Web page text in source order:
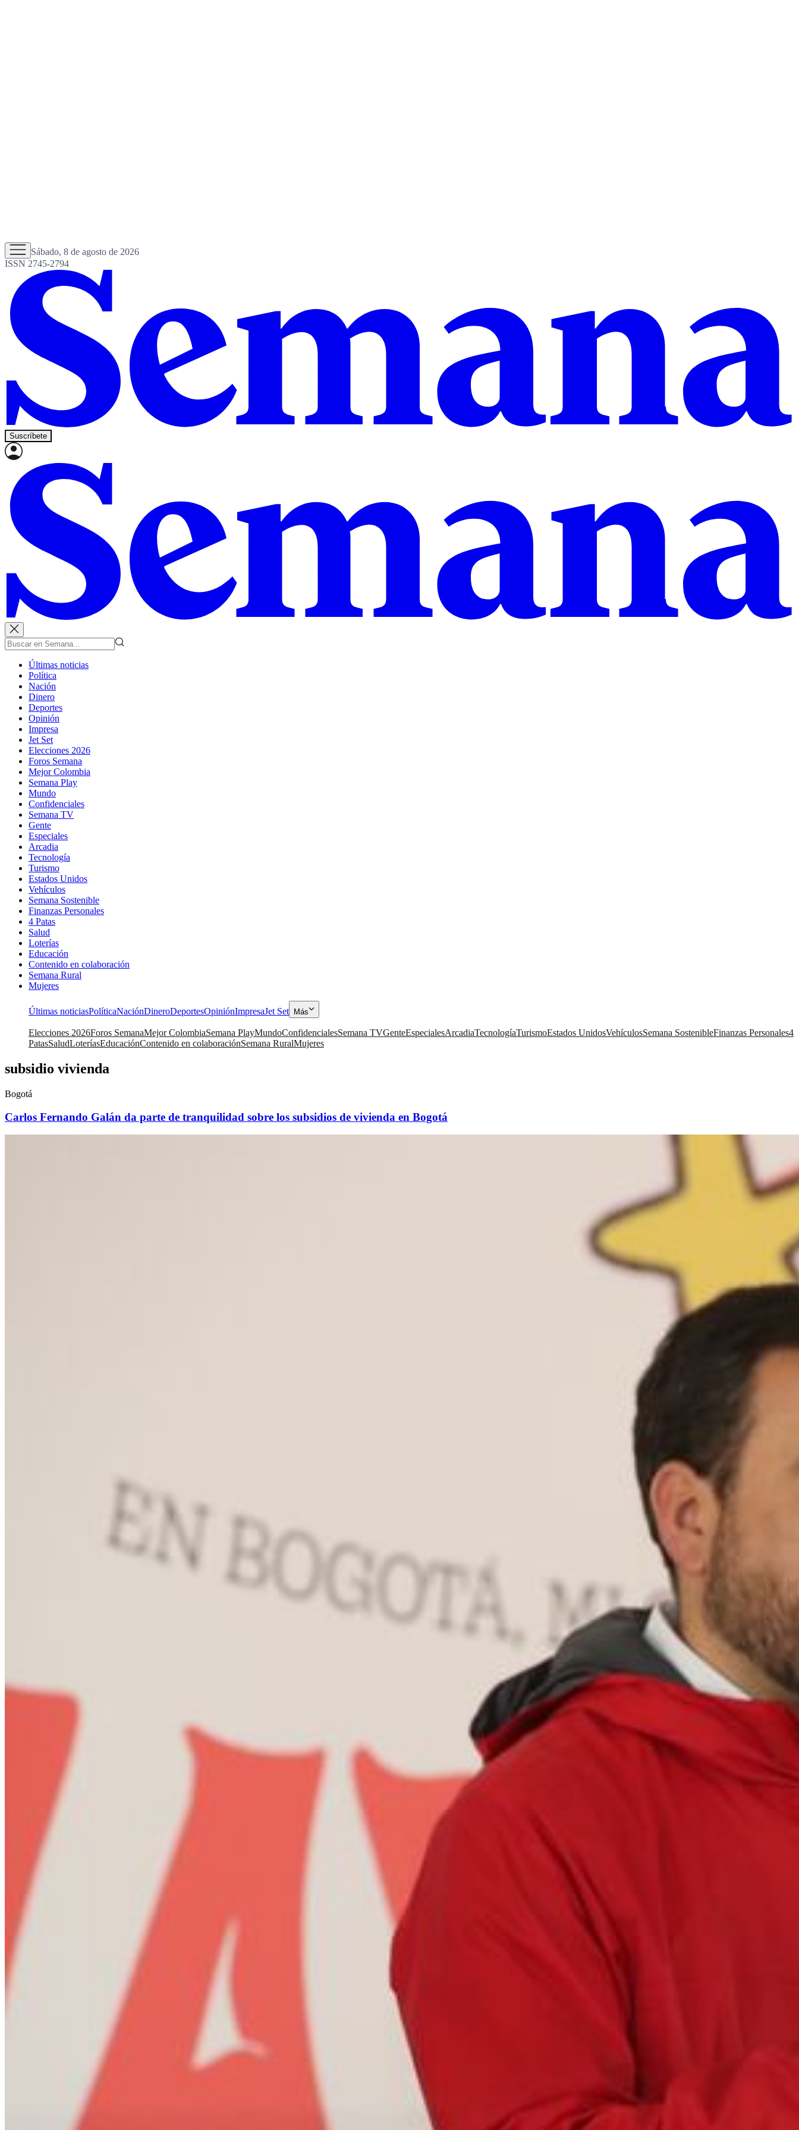
Sábado, 8 de agosto de 2026
ISSN 2745-2794
Suscríbete
Últimas noticias
Política
Nación
Dinero
Deportes
Opinión
Impresa
Jet Set
Elecciones 2026
Foros Semana
Mejor Colombia
Semana Play
Mundo
Confidenciales
Semana TV
Gente
Especiales
Arcadia
Tecnología
Turismo
Estados Unidos
Vehículos
Semana Sostenible
Finanzas Personales
4 Patas
Salud
Loterías
Educación
Contenido en colaboración
Semana Rural
Mujeres
Últimas noticiasPolíticaNaciónDineroDeportesOpiniónImpresaJet Set Más
Elecciones 2026Foros SemanaMejor ColombiaSemana PlayMundoConfidencialesSemana TVGenteEspecialesArcadiaTecnologíaTurismoEstados UnidosVehículosSemana SostenibleFinanzas Personales4
PatasSaludLoteríasEducaciónContenido en colaboraciónSemana RuralMujeres
subsidio vivienda
Bogotá
Carlos Fernando Galán da parte de tranquilidad sobre los subsidios de vivienda en Bogotá